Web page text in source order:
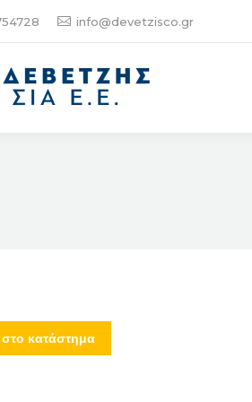
info@devetzisco.gr
κατάστημα